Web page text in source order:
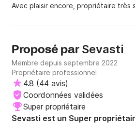
Avec plaisir encore, propriétaire très
Proposé par Sevasti
Membre depuis septembre 2022
Propriétaire professionnel
4.8 (44 avis)
Coordonnées validées
Super propriétaire
Sevasti est un Super